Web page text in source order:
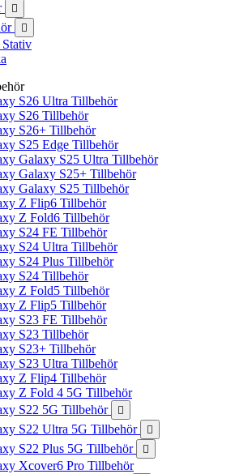


S26 Ultra Tillbehör
S26 Tillbehör
S26+ Tillbehör
S25 Edge Tillbehör
Galaxy S25 Ultra Tillbehör
Galaxy S25+ Tillbehör
Galaxy S25 Tillbehör
Z Flip6 Tillbehör
Z Fold6 Tillbehör
S24 FE Tillbehör
S24 Ultra Tillbehör
S24 Plus Tillbehör
S24 Tillbehör
Z Fold5 Tillbehör
Z Flip5 Tillbehör
S23 FE Tillbehör
S23 Tillbehör
S23+ Tillbehör
S23 Ultra Tillbehör
Z Flip4 Tillbehör
Z Fold 4 5G Tillbehör
S22 5G Tillbehör

S22 Ultra 5G Tillbehör 
S22 Plus 5G Tillbehör 
Xcover6 Pro Tillbehör